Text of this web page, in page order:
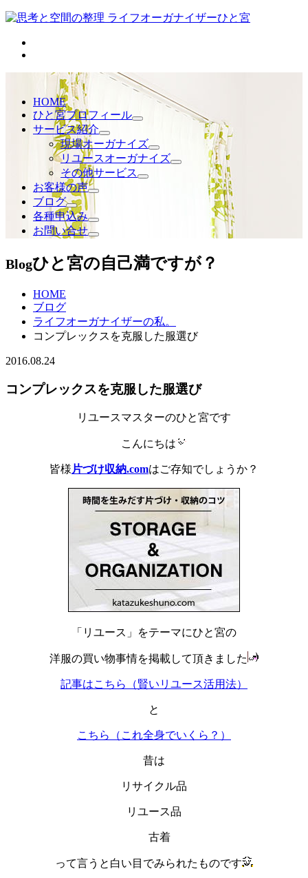
HOME
ひと宮プロフィール
サービス紹介
現場オーガナイズ
リユースオーガナイズ
その他サービス
お客様の声
ブログ
各種申込み
お問い合せ
Blogひと宮の自己満ですが？
HOME
ブログ
ライフオーガナイザーの私。
コンプレックスを克服した服選び
2016.08.24
コンプレックスを克服した服選び
リユースマスターのひと宮です
こんにちは
皆様 片づけ収納.comはご存知でしょうか？
「リユース」をテーマにひと宮の
洋服の買い物事情を掲載して頂きました
記事はこちら（賢いリユース活用法）
と
こちら（これ全身でいくら？）
昔は
リサイクル品
リユース品
古着
って言うと白い目でみられたものです